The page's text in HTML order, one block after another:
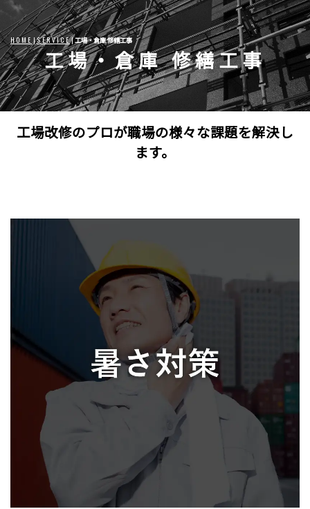
HOME |SERVICE|工場・倉庫 修繕工事
工場・倉庫 修繕工事
工場改修のプロが職場の様々な課題を解決し
ます。